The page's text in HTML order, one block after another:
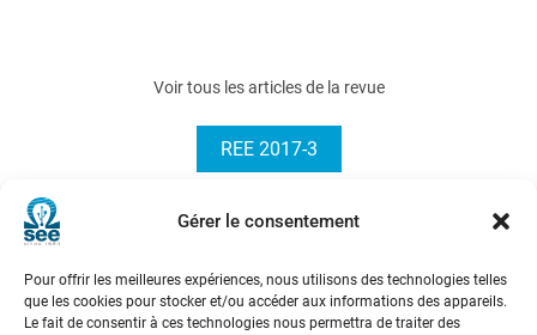
Gérer le consentement
Pour offrir les meilleures expériences, nous utilisons des technologies telles
que les cookies pour stocker et/ou accéder aux informations des appareils.
Le fait de consentir à ces technologies nous permettra de traiter des
Voir tous les articles de la revue
REE 2017-3